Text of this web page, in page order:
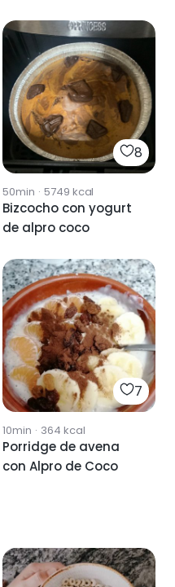
8
50min · 5749 kcal
Bizcocho con yogurt
de alpro coco
7
10min · 364 kcal
Porridge de avena
con Alpro de Coco